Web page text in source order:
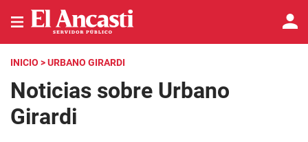
INICIO > URBANO GIRARDI
Noticias sobre Urbano
Girardi